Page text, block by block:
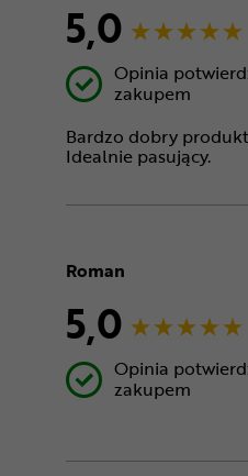
5,0
Opinia
zakupem
Bardzo dobry
Idealnie pasujący.
Roman
5,0
Opinia
zakupem